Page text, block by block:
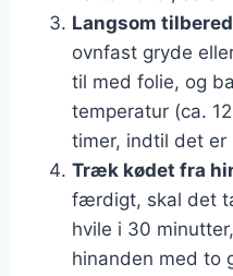
Langsom
ovnfast gryde
til med folie, og
temperatur (ca.
timer, indtil det er
Træk kødet fra
færdigt, skal det
hvile i 30
hinanden med to